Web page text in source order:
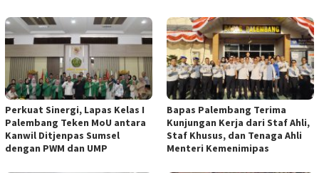
Perkuat Sinergi, Lapas Kelas I
Palembang Teken MoU antara
Kanwil Ditjenpas Sumsel
dengan PWM dan UMP
Bapas Palembang Terima
Kunjungan Kerja dari Staf Ahli,
Staf Khusus, dan Tenaga Ahli
Menteri Kemenimipas